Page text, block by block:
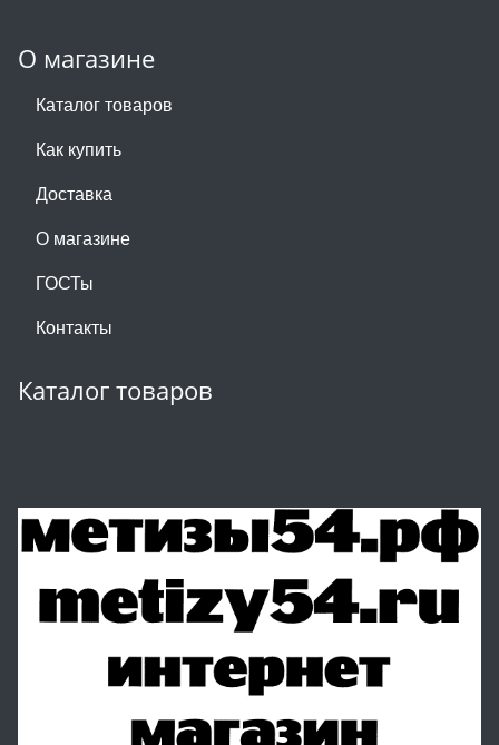
О магазине
Каталог товаров
Как купить
Доставка
О магазине
ГОСТы
Контакты
Каталог товаров